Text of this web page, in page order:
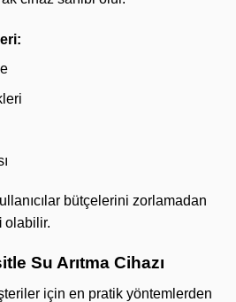
bütçelerini zorlamadan
olabilir.
Su Arıtma Cihazı
için en pratik yöntemlerden